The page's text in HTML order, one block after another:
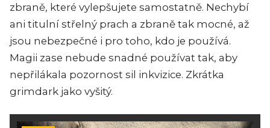
zbraně, které vylepšujete samostatně. Nechybí
ani titulní střelný prach a zbraně tak mocné, až
jsou nebezpečné i pro toho, kdo je používá.
Magii zase nebude snadné používat tak, aby
nepřilákala pozornost sil inkvizice. Zkrátka
grimdark jako vyšitý.